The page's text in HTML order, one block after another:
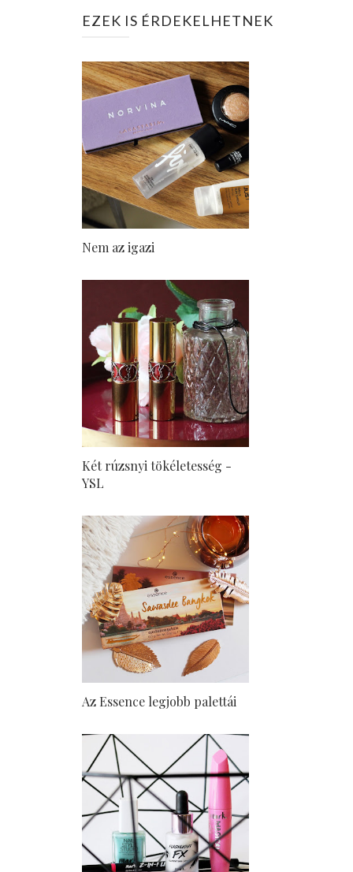
EZEK IS ÉRDEKELHETNEK
Nem az igazi
Két rúzsnyi tökéletesség -
YSL
Az Essence legjobb palettái